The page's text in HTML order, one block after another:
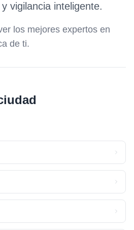
vigilancia inteligente.
los mejores expertos en
de ti.